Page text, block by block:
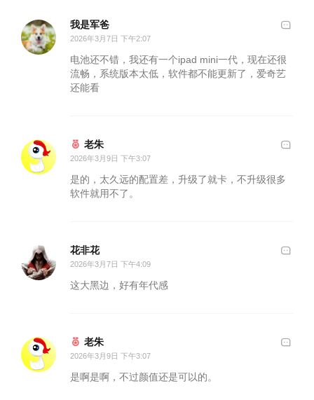
我是军爸
2026年3月7日 下午2:07
电池还不错，我还有一个ipad mini一代，现在还很
流畅，系统版本太低，软件都不能更新了，爱奇艺
还能看
老朱
2026年3月9日 下午3:07
是的，太久远的配置差，升级了就卡，不升级很多
软件就用不了。
花非花
2026年3月7日 下午4:09
这大黑边，好有年代感
老朱
2026年3月9日 下午3:07
是啊是啊，不过颜值还是可以的。